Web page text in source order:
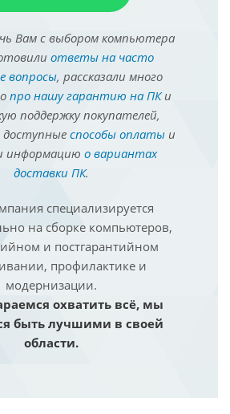
Вам с выбором компьютера
ответы на часто
вопросы, рассказали много
про нашу гарантию на ПКи
поддержку покупателей,
доступныеспособы оплатыи
информацию о вариантах
доставки ПК.
специализируется
на сборке компьютеров,
и постгарантийном
профилактике и
модернизации.
охватить всё, мы
быть лучшими в своей
области.